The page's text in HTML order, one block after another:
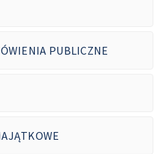
PUBLICZNE